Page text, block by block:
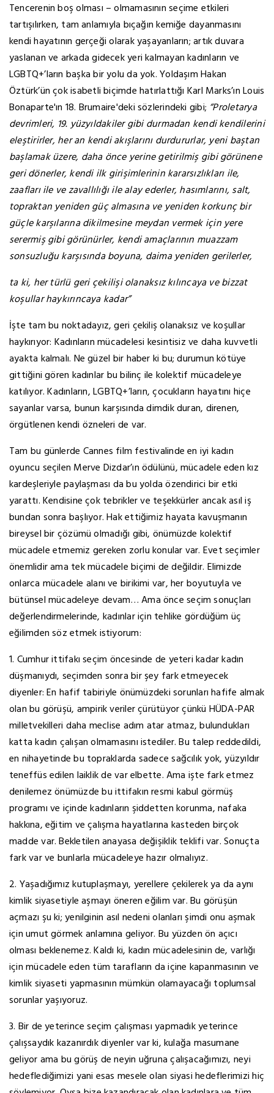
Tencerenin boş olması – olmamasının seçime etkileri
tartışılırken, tam anlamıyla bıçağın kemiğe dayanmasını
kendi hayatının gerçeği olarak yaşayanların; artık duvara
yaslanan ve arkada gidecek yeri kalmayan kadınların ve
LGBTQ+’ların başka bir yolu da yok. Yoldaşım Hakan
Öztürk’ün çok isabetli biçimde hatırlattığı Karl Marks’ın Louis
Bonaparte'ın 18. Brumaire'deki sözlerindeki gibi; “Proletarya
devrimleri, 19. yüzyıldakiler gibi durmadan kendi kendilerini
eleştirirler, her an kendi akışlarını durdururlar, yeni baştan
başlamak üzere, daha önce yerine getirilmiş gibi görünene
geri dönerler, kendi ilk girişimlerinin kararsızlıkları ile,
zaafları ile ve zavallılığı ile alay ederler, hasımlarını, salt,
topraktan yeniden güç almasına ve yeniden korkunç bir
güçle karşılarına dikilmesine meydan vermek için yere
serermiş gibi görünürler, kendi amaçlarının muazzam
sonsuzluğu karşısında boyuna, daima yeniden gerilerler,
ta ki, her türlü geri çekilişi olanaksız kılıncaya ve bizzat
koşullar haykırıncaya kadar”
İşte tam bu noktadayız, geri çekiliş olanaksız ve koşullar
haykırıyor: Kadınların mücadelesi kesintisiz ve daha kuvvetli
ayakta kalmalı. Ne güzel bir haber ki bu; durumun kötüye
gittiğini gören kadınlar bu bilinç ile kolektif mücadeleye
katılıyor. Kadınların, LGBTQ+’ların, çocukların hayatını hiçe
sayanlar varsa, bunun karşısında dimdik duran, direnen,
örgütlenen kendi özneleri de var.
Tam bu günlerde Cannes film festivalinde en iyi kadın
oyuncu seçilen Merve Dizdar’ın ödülünü, mücadele eden kız
kardeşleriyle paylaşması da bu yolda özendirici bir etki
yarattı. Kendisine çok tebrikler ve teşekkürler ancak asıl iş
bundan sonra başlıyor. Hak ettiğimiz hayata kavuşmanın
bireysel bir çözümü olmadığı gibi, önümüzde kolektif
mücadele etmemiz gereken zorlu konular var. Evet seçimler
önemlidir ama tek mücadele biçimi de değildir. Elimizde
onlarca mücadele alanı ve birikimi var, her boyutuyla ve
bütünsel mücadeleye devam… Ama önce seçim sonuçları
değerlendirmelerinde, kadınlar için tehlike gördüğüm üç
eğilimden söz etmek istiyorum:
1. Cumhur ittifakı seçim öncesinde de yeteri kadar kadın
düşmanıydı, seçimden sonra bir şey fark etmeyecek
diyenler: En hafif tabiriyle önümüzdeki sorunları hafife almak
olan bu görüşü, ampirik veriler çürütüyor çünkü HÜDA-PAR
milletvekilleri daha meclise adım atar atmaz, bulundukları
katta kadın çalışan olmamasını istediler. Bu talep reddedildi,
en nihayetinde bu topraklarda sadece sağcılık yok, yüzyıldır
teneffüs edilen laiklik de var elbette. Ama işte fark etmez
denilemez önümüzde bu ittifakın resmi kabul görmüş
programı ve içinde kadınların şiddetten korunma, nafaka
hakkına, eğitim ve çalışma hayatlarına kasteden birçok
madde var. Bekletilen anayasa değişiklik teklifi var. Sonuçta
fark var ve bunlarla mücadeleye hazır olmalıyız.
2. Yaşadığımız kutuplaşmayı, yerellere çekilerek ya da aynı
kimlik siyasetiyle aşmayı öneren eğilim var. Bu görüşün
açmazı şu ki; yenilginin asıl nedeni olanları şimdi onu aşmak
için umut görmek anlamına geliyor. Bu yüzden ön açıcı
olması beklenemez. Kaldı ki, kadın mücadelesinin de, varlığı
için mücadele eden tüm tarafların da içine kapanmasının ve
kimlik siyaseti yapmasının mümkün olamayacağı toplumsal
sorunlar yaşıyoruz.
3. Bir de yeterince seçim çalışması yapmadık yeterince
çalışsaydık kazanırdık diyenler var ki, kulağa masumane
geliyor ama bu görüş de neyin uğruna çalışacağımızı, neyi
hedeflediğimizi yani esas mesele olan siyasi hedeflerimizi hiç